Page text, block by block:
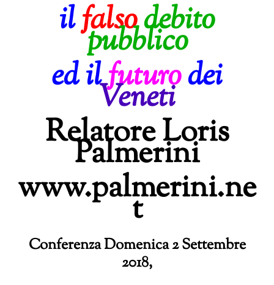
ilfalsodebito
pubblico
ed ilfuturodei
Veneti
Relatore Loris
Palmerini
www.palmerini.ne
t
Conferenza Domenica 2 Settembre
2018,